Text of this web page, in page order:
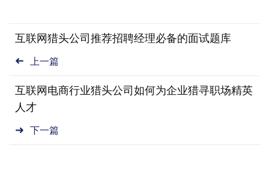
上一篇
互联网猎头公司推荐招聘经理必备的面试题库
下一篇
互联网电商行业猎头公司如何为企业猎寻职场精英
人才